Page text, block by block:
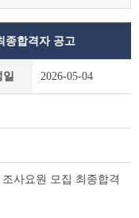
종합격자 공고
일 2026-05-04
사요원 모집 최종합격